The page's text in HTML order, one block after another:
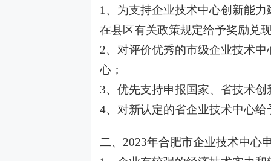
1、为支持企业技术中心创新能
在县区有关政策规定给予奖励兑
2、对评价优秀的市级企业技术
心；
3、优先支持申报国家、省技术
4、对新认定的省企业技术中心
二、2023年合肥市企业技术中心